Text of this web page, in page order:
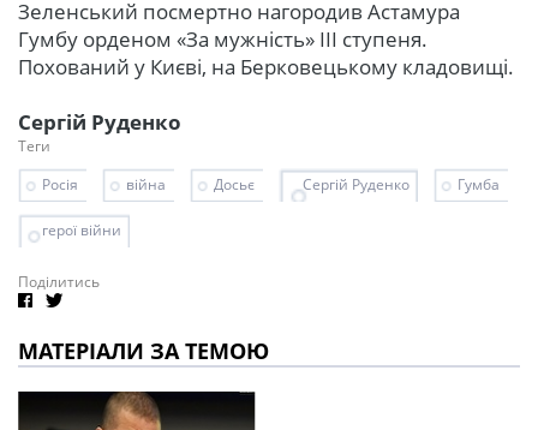
Зеленський посмертно нагородив Астамура
Гумбу орденом «За мужність» ІІІ ступеня.
Похований у Києві, на Берковецькому кладовищі.
Сергій Руденко
Теги
Росія
війна Досьє Сергій Руденко Гумба
герої війни
Поділитись
МАТЕРІАЛИ ЗА ТЕМОЮ